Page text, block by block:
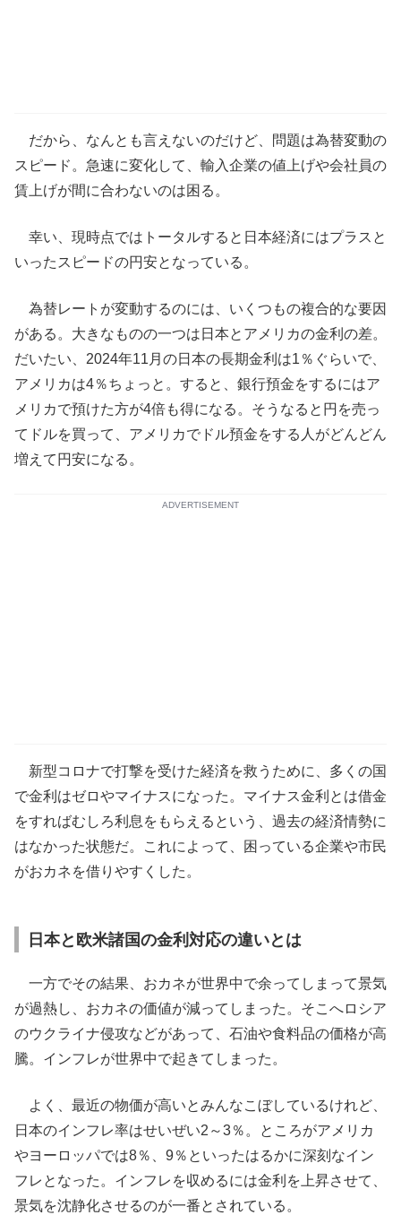
だから、なんとも言えないのだけど、問題は為替変動の
スピード。急速に変化して、輸入企業の値上げや会社員の
賃上げが間に合わないのは困る。
幸い、現時点ではトータルすると日本経済にはプラスと
いったスピードの円安となっている。
為替レートが変動するのには、いくつもの複合的な要因
がある。大きなものの一つは日本とアメリカの金利の差。
だいたい、2024年11月の日本の長期金利は1％ぐらいで、
アメリカは4％ちょっと。すると、銀行預金をするにはア
メリカで預けた方が4倍も得になる。そうなると円を売っ
てドルを買って、アメリカでドル預金をする人がどんどん
増えて円安になる。
ADVERTISEMENT
新型コロナで打撃を受けた経済を救うために、多くの国
で金利はゼロやマイナスになった。マイナス金利とは借金
をすればむしろ利息をもらえるという、過去の経済情勢に
はなかった状態だ。これによって、困っている企業や市民
がおカネを借りやすくした。
日本と欧米諸国の金利対応の違いとは
一方でその結果、おカネが世界中で余ってしまって景気
が過熱し、おカネの価値が減ってしまった。そこへロシア
のウクライナ侵攻などがあって、石油や食料品の価格が高
騰。インフレが世界中で起きてしまった。
よく、最近の物価が高いとみんなこぼしているけれど、
日本のインフレ率はせいぜい2～3％。ところがアメリカ
やヨーロッパでは8％、9％といったはるかに深刻なイン
フレとなった。インフレを収めるには金利を上昇させて、
景気を沈静化させるのが一番とされている。